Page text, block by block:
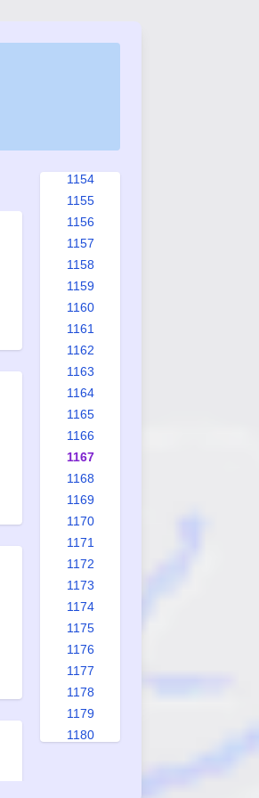
1154
1155
1156
1157
1158
1159
1160
1161
1162
1163
1164
1165
1166
1167
1168
1169
1170
1171
1172
1173
1174
1175
1176
1177
1178
1179
1180